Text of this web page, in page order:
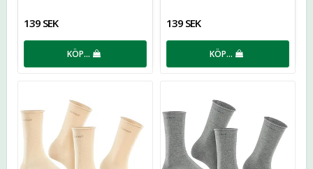
139 SEK
KÖP…
139 SEK
KÖP…